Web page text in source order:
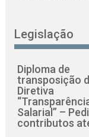
Legislação
Diploma de
transposição
Diretiva
Salarial” –
contributos